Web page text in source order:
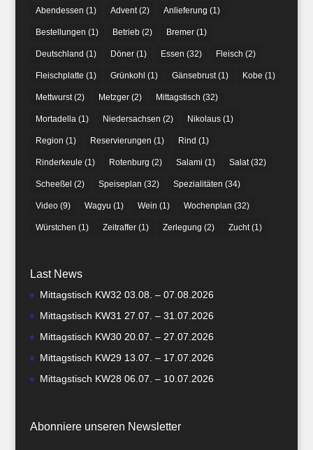
Abendessen (1) Advent(2) Anlieferung (1)
Bestellungen (1) Betrieb(2) Bremer(1)
Deutschland (1) Döner(1) Essen (32) Fleisch (2)
Fleischplatte (1) Grünkohl (1) Gänsebrust(1) Kobe (1)
Mettwurst(2) Metzger(2) Mittagstisch (32)
Mortadella (1) Niedersachsen (2) Nikolaus(1)
Region (1) Reservierungen (1) Rind (1)
Rinderkeule (1) Rotenburg (2) Salami (1) Salat(32)
Scheeßel (2) Speiseplan (32) Spezialitäten (34)
Video(9) Wagyu (1) Wein (1) Wochenplan (32)
Würstchen (1) Zeitraffer(1) Zerlegung (2) Zucht(1)
Last News
Mittagstisch KW32 03.08. – 07.08.2026
Mittagstisch KW31 27.07. – 31.07.2026
Mittagstisch KW30 20.07. – 27.07.2026
Mittagstisch KW29 13.07. – 17.07.2026
Mittagstisch KW28 06.07. – 10.07.2026
Abonniere unseren Newsletter